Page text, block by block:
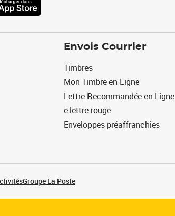
Envois Courrier
Timbres
Mon Timbre en Ligne
Lettre Recommandée en Ligne
e-lettre rouge
Enveloppes préaffranchies
Groupe La Poste